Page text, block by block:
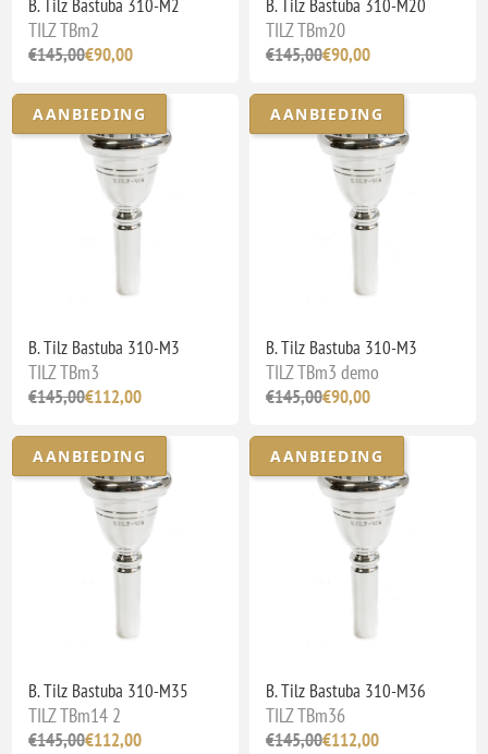
B. Tilz Bastuba 310-M2
TILZ TBm2
€145,00€90,00
B. Tilz Bastuba 310-M20
TILZ TBm20
€145,00€90,00
AANBIEDING
B. Tilz Bastuba 310-M3
TILZ TBm3
€145,00€112,00
AANBIEDING
B. Tilz Bastuba 310-M3
TILZ TBm3 demo
€145,00€90,00
AANBIEDING
B. Tilz Bastuba 310-M35
TILZ TBm14 2
€145,00€112,00
AANBIEDING
B. Tilz Bastuba 310-M36
TILZ TBm36
€145,00€112,00